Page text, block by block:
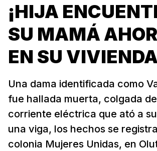
¡HIJA
SU MAMÁ
EN SU
Una dama identificada como
fue hallada muerta, colgada
corriente eléctrica que ató a
una viga, los hechos se
colonia Mujeres Unidas, en